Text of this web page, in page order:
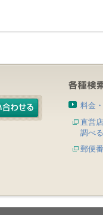
料金
直営
調べる
郵便